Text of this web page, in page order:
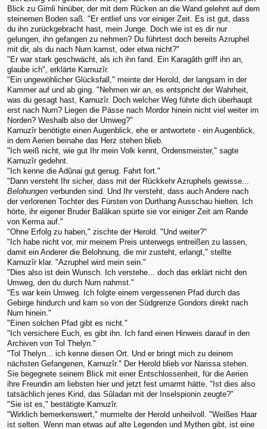
Blick zu Gimli hinüber, der mit dem Rücken an die Wand gelehnt auf dem
steinernen Boden saß. "Er entlief uns vor einiger Zeit. Es ist gut, dass
du ihn zurückgebracht hast, mein Junge. Doch wie ist es dir nur
gelungen, ihn gefangen zu nehmen? Du führtest doch bereits Azruphel
mit dir, als du nach Nurn kamst, oder etwa nicht?"
"Er war stark geschwächt, als ich ihn fand. Ein Karagâth griff ihn an,
glaube ich", erklärte Karnuzîr.
"Ein ungewöhlicher Glücksfall," meinte der Herold, der langsam in der
Kammer auf und ab ging. "Nehmen wir an, es entspricht der Wahrheit,
was du gesagt hast, Karnuzîr. Doch welcher Weg führte dich überhaupt
erst nach Nurn? Liegen die Pässe nach Mordor hinein nicht viel weiter im
Norden? Weshalb also der Umweg?"
Karnuzîr benötigte einen Augenblick, ehe er antwortete - ein Augenblick,
in dem Aerien beinahe das Herz stehen blieb.
"Ich weiß nicht, wie gut Ihr mein Volk kennt, Ordensmeister," sagte
Karnuzîr gedehnt.
"Ich kenne die Adûnai gut genug. Fahrt fort."
"Dann versteht Ihr sicher, dass mit der Rückkehr Azruphels gewisse...
Belohungen verbunden sind. Und Ihr versteht, dass auch Andere nach
der verlorenen Tochter des Fürsten von Durthang Ausschau hielten. Ich
hörte, ihr eigener Bruder Balâkan spürte sie vor einiger Zeit am Rande
von Kerma auf."
"Ohne Erfolg zu haben," zischte der Herold. "Und weiter?"
"Ich habe nicht vor, mir meinem Preis unterwegs entreißen zu lassen,
damit ein Anderer die Belohnung, die mir zusteht, erlangt," stellte
Karnuzîr klar. "Azruphel wird mein sein."
"Dies also ist dein Wunsch. Ich verstehe... doch das erklärt nicht den
Umweg, den du durch Nurn nahmst."
"Es war kein Umweg. Ich folgte einem vergessenen Pfad durch das
Gebirge hindurch und kam so von der Südgrenze Gondors direkt nach
Nurn hinein."
"Einen solchen Pfad gibt es nicht."
"Ich versichere Euch, es gibt ihn. Ich fand einen Hinweis darauf in den
Archiven von Tol Thelyn."
"Tol Thelyn... ich kenne diesen Ort. Und er bringt mich zu deinem
nächsten Gefangenen, Karnuzîr." Der Herold blieb vor Narissa stehen.
Sie begegnete seinem Blick mit einer Entschlossenheit, für die Aerien
ihre Freundin am liebsten hier und jetzt fest umarmt hätte. "Ist dies also
tatsächlich jenes Kind, das Sûladan mit der Inselspionin zeugte?"
"Sie ist es," bestätigte Karnuzîr.
"Wirklich bemerkenswert," murmelte der Herold unheilvoll. "Weißes Haar
ist selten. Wenn man etwas auf alte Legenden und Mythen gibt, ist eine